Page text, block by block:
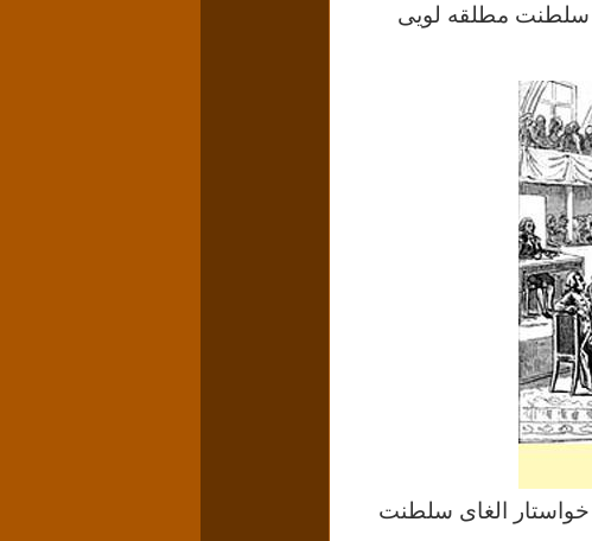
سلطنت مطلقه لویی
و خواستار الغای سلطنت